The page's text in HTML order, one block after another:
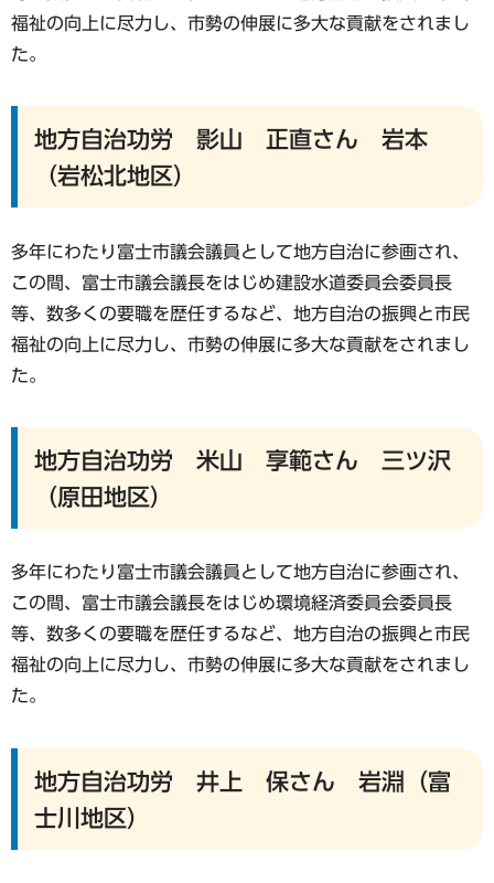
福祉の向上に尽力し、市勢の伸展に多大な貢献をされまし
た。
地方自治功労 影山 正直さん 岩本
（岩松北地区）
多年にわたり富士市議会議員として地方自治に参画され、
この間、富士市議会議長をはじめ建設水道委員会委員長
等、数多くの要職を歴任するなど、地方自治の振興と市民
福祉の向上に尽力し、市勢の伸展に多大な貢献をされまし
た。
地方自治功労 米山 享範さん 三ツ沢
（原田地区）
多年にわたり富士市議会議員として地方自治に参画され、
この間、富士市議会議長をはじめ環境経済委員会委員長
等、数多くの要職を歴任するなど、地方自治の振興と市民
福祉の向上に尽力し、市勢の伸展に多大な貢献をされまし
た。
地方自治功労 井上 保さん 岩淵（富
士川地区）